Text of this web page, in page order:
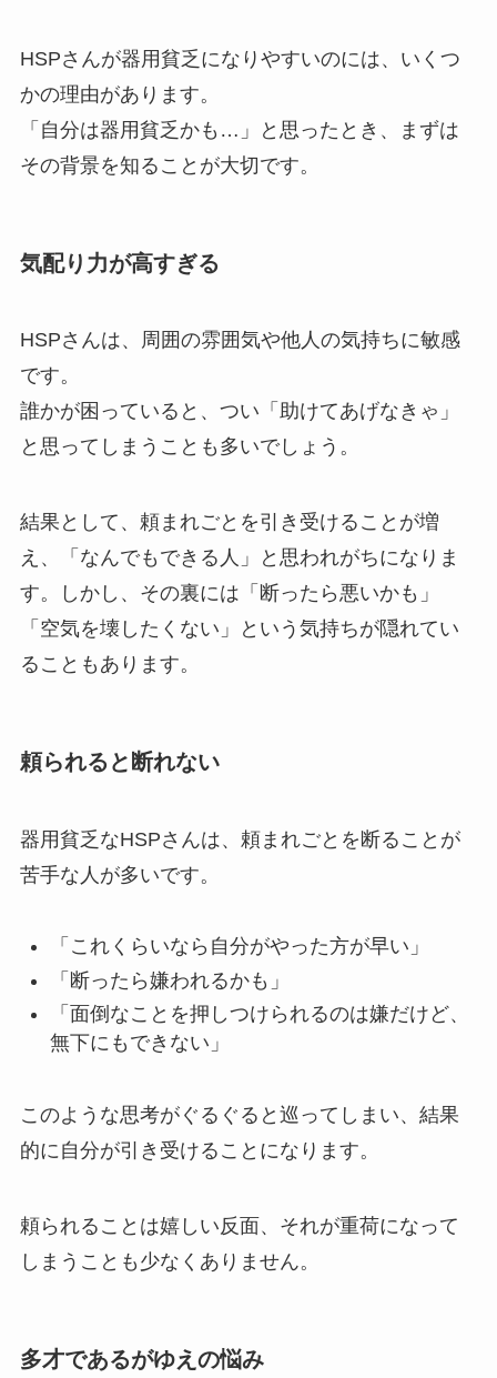
HSPさんが器用貧乏になりやすいのには、いくつ
かの理由があります。
「自分は器用貧乏かも…」と思ったとき、まずは
その背景を知ることが大切です。
気配り力が高すぎる
HSPさんは、周囲の雰囲気や他人の気持ちに敏感
です。
誰かが困っていると、つい「助けてあげなきゃ」
と思ってしまうことも多いでしょう。
結果として、頼まれごとを引き受けることが増
え、「なんでもできる人」と思われがちになりま
す。しかし、その裏には「断ったら悪いかも」
「空気を壊したくない」という気持ちが隠れてい
ることもあります。
頼られると断れない
器用貧乏なHSPさんは、頼まれごとを断ることが
苦手な人が多いです。
「これくらいなら自分がやった方が早い」
「断ったら嫌われるかも」
「面倒なことを押しつけられるのは嫌だけど、
無下にもできない」
このような思考がぐるぐると巡ってしまい、結果
的に自分が引き受けることになります。
頼られることは嬉しい反面、それが重荷になって
しまうことも少なくありません。
多才であるがゆえの悩み